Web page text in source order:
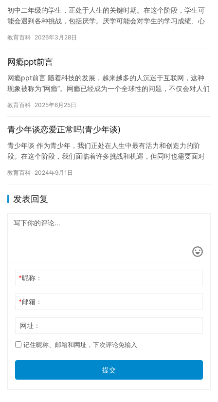
初中二年级的学生，正处于人生的关键时期。在这个阶段，学生可
能会遇到各种挑战，包括厌学。厌学可能会对学生的学习成绩、心
些…
教育百科 2026年3月28日
网瘾ppt前言
网瘾ppt前言 随着科技的发展，越来越多的人沉迷于互联网，这种
现象被称为“网瘾”。网瘾已经成为一个全球性的问题，不仅会对人们
教育百科 2025年6月25日
青少年谈恋爱正常吗(青少年谈)
青少年谈 作为青少年，我们正处在人生中最有活力和创造力的阶
段。在这个阶段，我们面临着许多挑战和机遇，但同时也需要面对
经验和…
教育百科 2024年9月1日
发表回复
*昵称：
*邮箱：
网址：
记住昵称、邮箱和网址，下次评论免输入
提交